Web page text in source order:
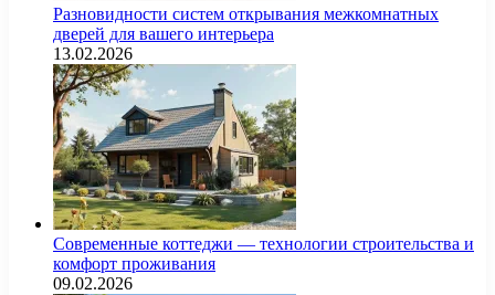
Разновидности систем открывания межкомнатных
дверей для вашего интерьера
13.02.2026
Современные коттеджи — технологии строительства и
комфорт проживания
09.02.2026